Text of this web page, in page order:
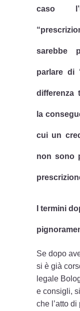
caso
sarebbe
parlare di
differenza
la
cui un
non sono
I termini
Se dopo
si è già
legale
e consigli,
che l’atto